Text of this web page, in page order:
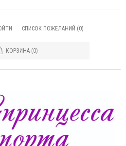
СПИСОК ПОЖЕЛАНИЙ (0)
КОРЗИНА (0)